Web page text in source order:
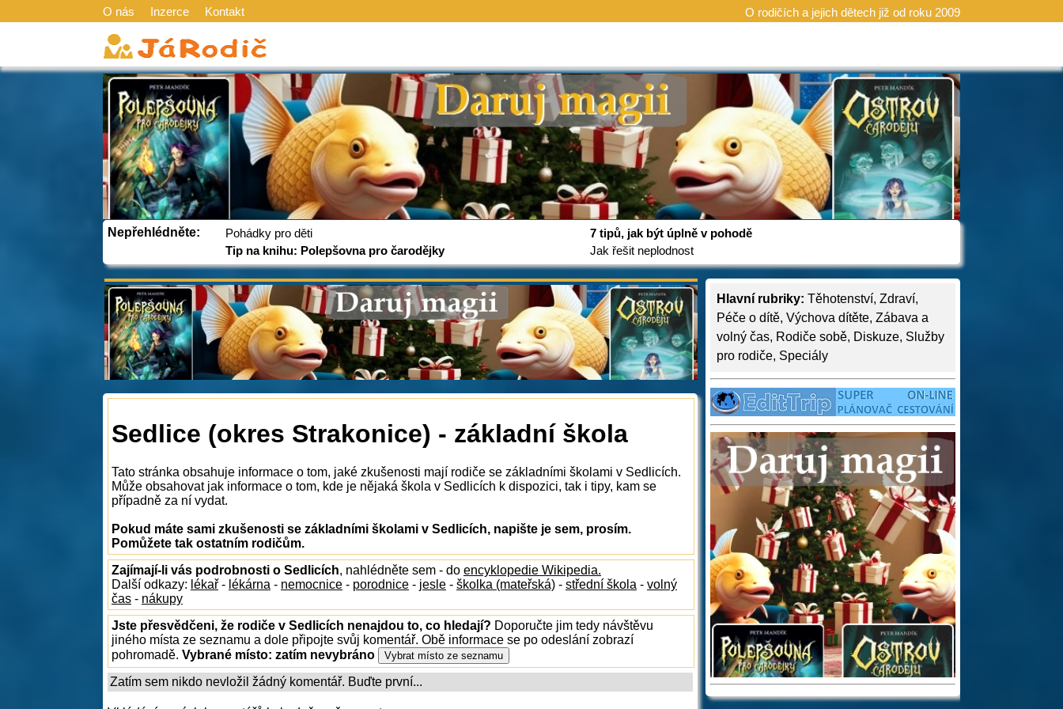
O nás Inzerce Kontakt O rodičích a jejich dětech již od roku 2009
Nepřehlédněte:
Pohádky pro děti
Tip na knihu: Polepšovna pro čarodějky
7 tipů, jak být úplně v pohodě
Jak řešit neplodnost
Hlavní rubriky: Těhotenství, Zdraví,
Péče o dítě, Výchova dítěte, Zábava a
volný čas, Rodiče sobě, Diskuze, Služby
pro rodiče, Speciály
Sedlice (okres Strakonice) - základní škola
Tato stránka obsahuje informace o tom, jaké zkušenosti mají rodiče se základními školami v Sedlicích.
Může obsahovat jak informace o tom, kde je nějaká škola v Sedlicích k dispozici, tak i tipy, kam se
případně za ní vydat.
Pokud máte sami zkušenosti se základními školami v Sedlicích, napište je sem, prosím.
Pomůžete tak ostatním rodičům.
Zajímají-li vás podrobnosti o Sedlicích, nahlédněte sem - do encyklopedie Wikipedia.
Další odkazy: lékař - lékárna - nemocnice - porodnice - jesle - školka (mateřská) - střední škola - volný
čas - nákupy
Jste přesvědčeni, že rodiče v Sedlicích nenajdou to, co hledají? Doporučte jim tedy návštěvu
jiného místa ze seznamu a dole připojte svůj komentář. Obě informace se po odeslání zobrazí
pohromadě. Vybrané místo: zatím nevybráno
Zatím sem nikdo nevložil žádný komentář. Buďte první...